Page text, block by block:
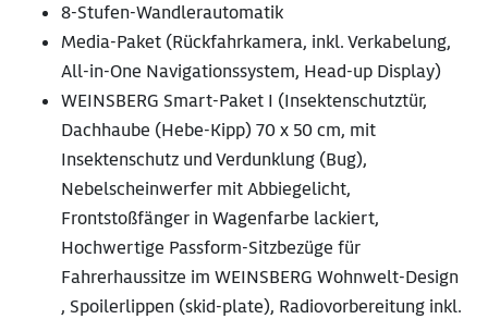
8-Stufen-Wandlerautomatik
Media-Paket (Rückfahrkamera, inkl. Verkabelung,
All-in-One Navigationssystem, Head-up Display)
WEINSBERG Smart-Paket I (Insektenschutztür,
Dachhaube (Hebe-Kipp) 70 x 50 cm, mit
Insektenschutz und Verdunklung (Bug),
Nebelscheinwerfer mit Abbiegelicht,
Frontstoßfänger in Wagenfarbe lackiert,
Hochwertige Passform-Sitzbezüge für
Fahrerhaussitze im WEINSBERG Wohnwelt-Design
, Spoilerlippen (skid-plate), Radiovorbereitung inkl.